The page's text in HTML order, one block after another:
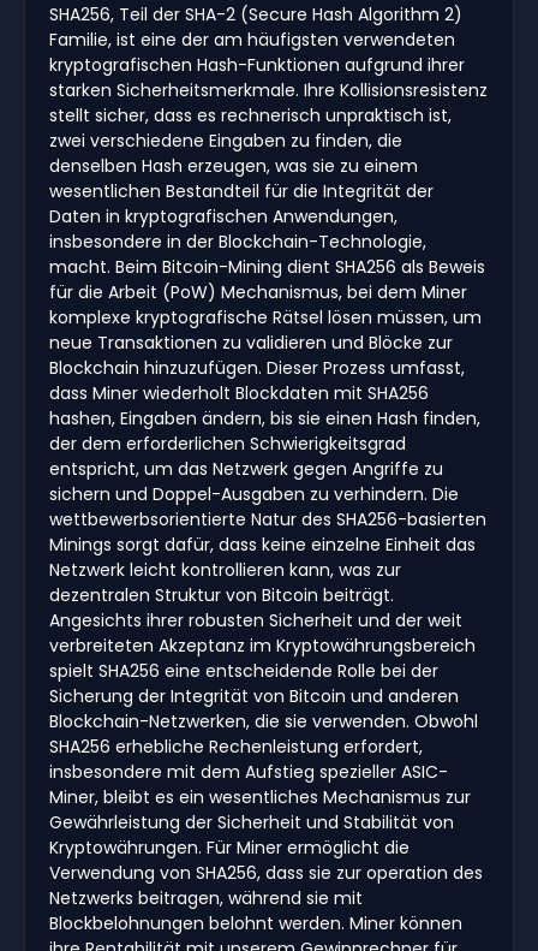
SHA256, Teil der SHA-2 (Secure Hash Algorithm 2)
Familie, ist eine der am häufigsten verwendeten
kryptografischen Hash-Funktionen aufgrund ihrer
starken Sicherheitsmerkmale. Ihre Kollisionsresistenz
stellt sicher, dass es rechnerisch unpraktisch ist,
zwei verschiedene Eingaben zu finden, die
denselben Hash erzeugen, was sie zu einem
wesentlichen Bestandteil für die Integrität der
Daten in kryptografischen Anwendungen,
insbesondere in der Blockchain-Technologie,
macht. Beim Bitcoin-Mining dient SHA256 als Beweis
für die Arbeit (PoW) Mechanismus, bei dem Miner
komplexe kryptografische Rätsel lösen müssen, um
neue Transaktionen zu validieren und Blöcke zur
Blockchain hinzuzufügen. Dieser Prozess umfasst,
dass Miner wiederholt Blockdaten mit SHA256
hashen, Eingaben ändern, bis sie einen Hash finden,
der dem erforderlichen Schwierigkeitsgrad
entspricht, um das Netzwerk gegen Angriffe zu
sichern und Doppel-Ausgaben zu verhindern. Die
wettbewerbsorientierte Natur des SHA256-basierten
Minings sorgt dafür, dass keine einzelne Einheit das
Netzwerk leicht kontrollieren kann, was zur
dezentralen Struktur von Bitcoin beiträgt.
Angesichts ihrer robusten Sicherheit und der weit
verbreiteten Akzeptanz im Kryptowährungsbereich
spielt SHA256 eine entscheidende Rolle bei der
Sicherung der Integrität von Bitcoin und anderen
Blockchain-Netzwerken, die sie verwenden. Obwohl
SHA256 erhebliche Rechenleistung erfordert,
insbesondere mit dem Aufstieg spezieller ASIC-
Miner, bleibt es ein wesentliches Mechanismus zur
Gewährleistung der Sicherheit und Stabilität von
Kryptowährungen. Für Miner ermöglicht die
Verwendung von SHA256, dass sie zur operation des
Netzwerks beitragen, während sie mit
Blockbelohnungen belohnt werden. Miner können